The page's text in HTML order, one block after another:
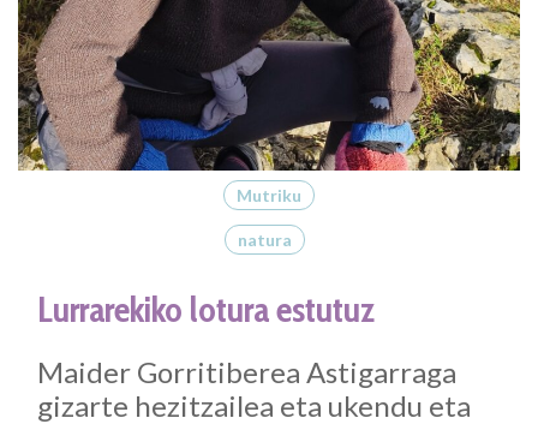
Mutriku
natura
Lurrarekiko lotura estutuz
Maider Gorritiberea Astigarraga
gizarte hezitzailea eta ukendu eta